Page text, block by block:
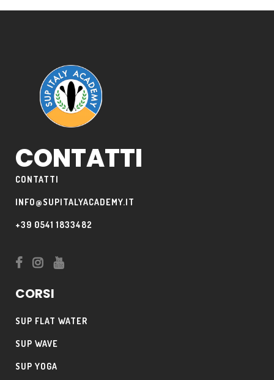
CONTATTI
CONTATTI
INFO@SUPITALYACADEMY.IT
+39 0541 1833482
CORSI
SUP FLAT WATER
SUP WAVE
SUP YOGA